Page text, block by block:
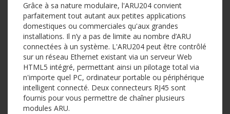
Grâce à sa nature modulaire, l'ARU204 convient
parfaitement tout autant aux petites applications
domestiques ou commerciales qu'aux grandes
installations. Il n’y a pas de limite au nombre d’ARU
connectées à un système. L'ARU204 peut être contrôlé
sur un réseau Ethernet existant via un serveur Web
HTML5 intégré, permettant ainsi un pilotage total via
n'importe quel PC, ordinateur portable ou périphérique
intelligent connecté. Deux connecteurs RJ45 sont
fournis pour vous permettre de chaîner plusieurs
modules ARU.